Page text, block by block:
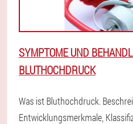
SYMPTOME UND
BLUTHOCHDRUCK
Was ist Bluthochdruck.
Entwicklungsmerkmale,